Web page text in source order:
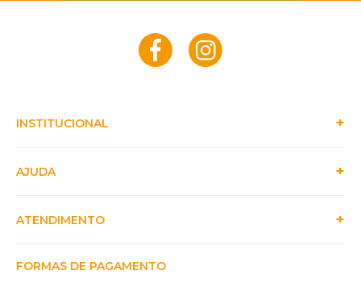
INSTITUCIONAL
AJUDA
ATENDIMENTO
FORMAS DE PAGAMENTO